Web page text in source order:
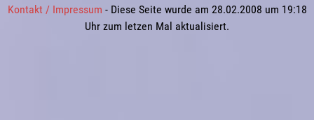
Kontakt / Impressum - Diese Seite wurde am 28.02.2008 um 19:18
Uhr zum letzen Mal aktualisiert.